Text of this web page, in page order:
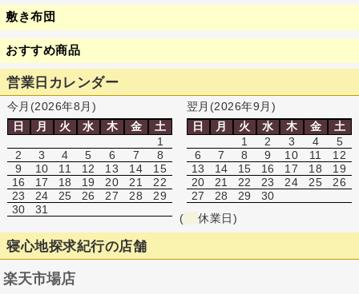
敷き布団
おすすめ商品
営業日カレンダー
今月(2026年8月)
日
月 火 水 木 金
土
1
2
3 4 5 6 7
8
9
10 11 12 13 14
15
16
17 18 19 20 21
22
23
24 25 26 27 28
29
30
31
翌月(2026年9月)
日
月 火 水 木 金
土
1
2 3 4
5
6
7 8 9 10 11
12
13
14 15 16 17 18
19
20
21 22 23 24 25
26
27
28 29
30
(
休業日)
寝心地探求紀行の店舗
楽天市場店